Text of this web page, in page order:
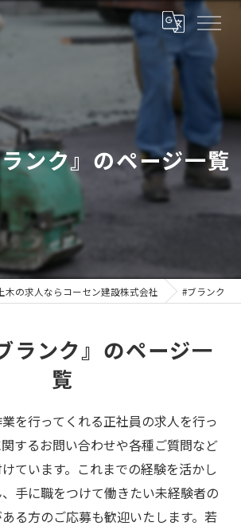
ンク』のページ一覧
木の求人ならコーセン建設株式会社 #ブランク
ランク』のページ一
覧
を行ってくれる正社員の求人を行っ
するお問い合わせや各種ご質問など
ています。これまでの経験を活かし
手に職をつけて働きたい未経験者の
る方のご応募も歓迎いたします。若